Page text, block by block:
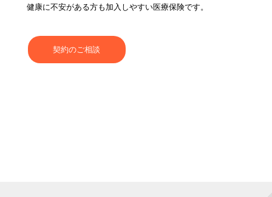
健康に不安がある方も加入しやすい医療保険です。
契約のご相談